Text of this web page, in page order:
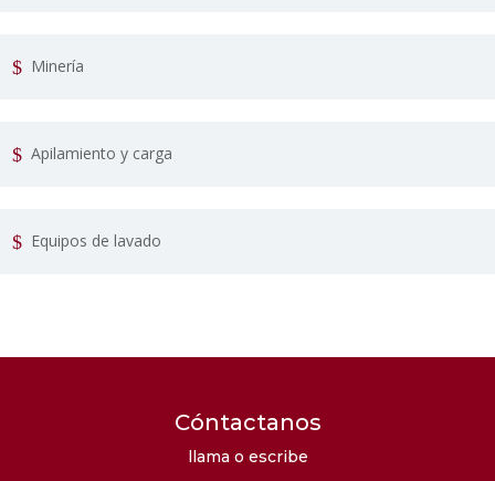
Minería
Apilamiento y carga
Equipos de lavado
Cóntactanos
llama o escribe